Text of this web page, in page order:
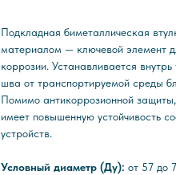
Подкладная биметаллическая
материалом — ключевой элемент
коррозии. Устанавливается
шва от транспортируемой среды
Помимо антикоррозионной
имеет повышенную устойчивость
устройств.
Условный диаметр (Ду): от 57 до